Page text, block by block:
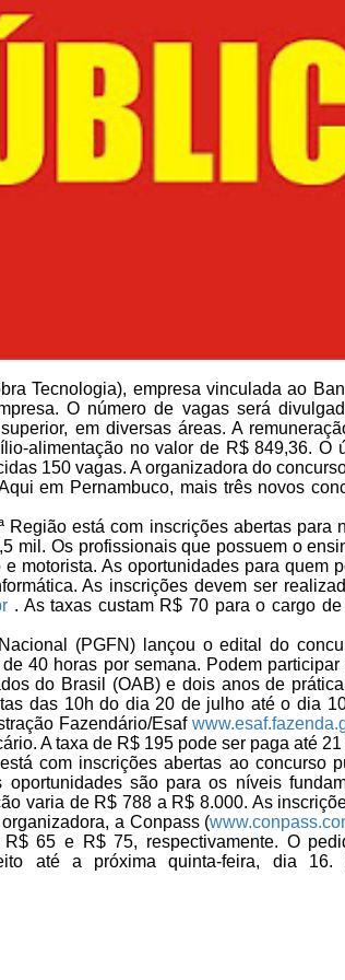
Tecnologia), empresa vinculada ao
O número de vagas será
emdiversas áreas. A
­alimentação no valor de R$ 849,36. O
150 vagas. A organizadora do
em Pernambuco, mais três novos
Região está com inscrições abertas para
mil. Os profissionais que possuem o
motorista. As oportunidades para quem
As inscrições devem ser
. As taxas custam R$ 70 para o cargo
(PGFN) lançou o edital do
40 horas por semana. Podem
do Brasil (OAB) e dois anos de
das 10h do dia 20 de julho até o dia
Fazendário/Esaf
A taxa de R$ 195 pode ser paga até
cominscrições abertas ao concurso
oportunidades são para os níveis
varia de R$ 788 a R$ 8.000. As
a Conpass (
65 e R$ 75, respectivamente. O
até a próxima quinta­-feira, dia 16.